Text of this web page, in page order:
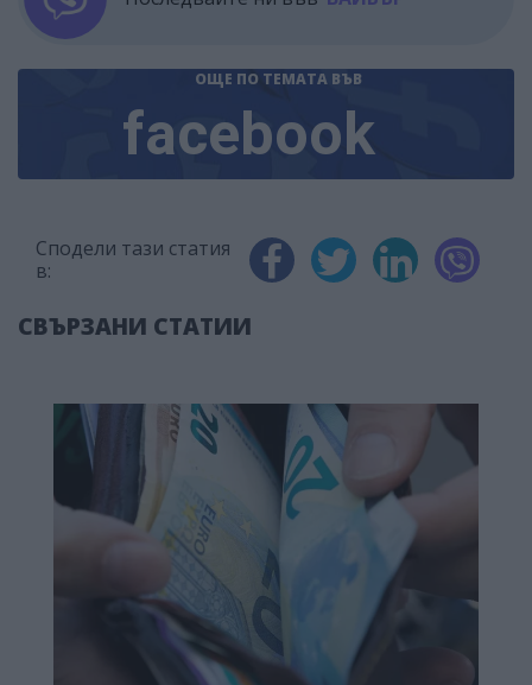
ОЩЕ ПО ТЕМАТА ВЪВ
facebook
Сподели тази статия
в:
СВЪРЗАНИ СТАТИИ